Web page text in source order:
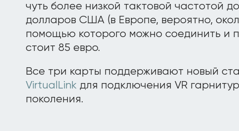
чуть более низкой тактовой частотой
долларов США (в Европе, вероятно,
помощью которого можно соединить и
стоит 85 евро.
Все три карты поддерживают новый
VirtualLink для подключения VR
поколения.